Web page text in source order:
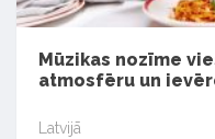
Mūzikas nozīme
atmosfēru un
Latvijā